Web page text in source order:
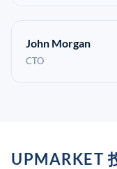
John Morgan
CTO
UPMARKET